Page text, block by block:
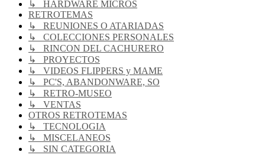
↳ HARDWARE MICROS
RETROTEMAS
↳ REUNIONES O ATARIADAS
↳ COLECCIONES PERSONALES
↳ RINCON DEL CACHURERO
↳ PROYECTOS
↳ VIDEOS FLIPPERS y MAME
↳ PC'S, ABANDONWARE, SO
↳ RETRO-MUSEO
↳ VENTAS
OTROS RETROTEMAS
↳ TECNOLOGIA
↳ MISCELANEOS
↳ SIN CATEGORIA